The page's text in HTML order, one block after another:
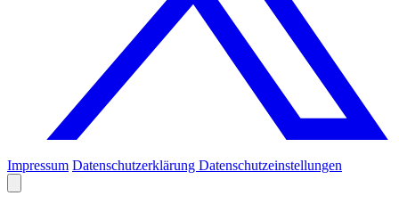
Impressum Datenschutzerklärung Datenschutzeinstellungen